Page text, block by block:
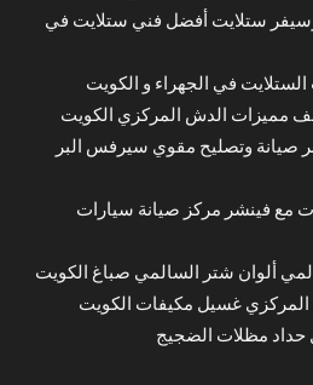
ستلايت أفضل فني ستلايت في
في الجهراء و الكويت
مميزات الدش المركزي الكويت
صيانة وتصليح مقوي سيرفس البر
مع فينشر مركز صيانة سيارات
ألوان شتر السالمي صباغ الكويت
المركزي غسيل مكيفات الكويت
حداد مظلات الضجيج